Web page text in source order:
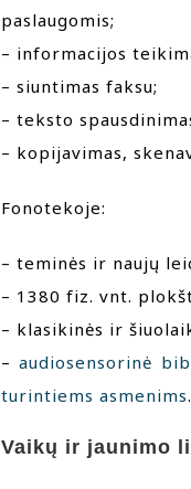
paslaugomis;
– informacijos
– siuntimas faksu;
– teksto
– kopijavimas,
Fonotekoje:
– teminės ir naujų
– 1380 fiz. vnt.
– klasikinės ir
– audiosensorinė
turintiems asmenims.
Vaikų ir jaunimo